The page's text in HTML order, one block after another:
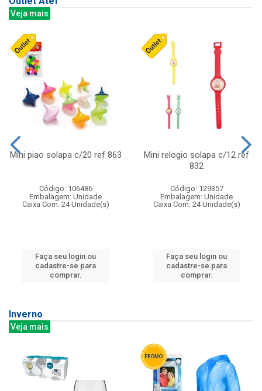
Veja mais
Mini piao solapa c/20 ref 863
Código: 106486
Embalagem: Unidade
Caixa Com: 24 Unidade(s)
Faça seu login ou
cadastre-se para
comprar.
Mini relogio solapa c/12 ref
832
Código: 129357
Embalagem: Unidade
Caixa Com: 24 Unidade(s)
Faça seu login ou
cadastre-se para
comprar.
Inverno
Veja mais